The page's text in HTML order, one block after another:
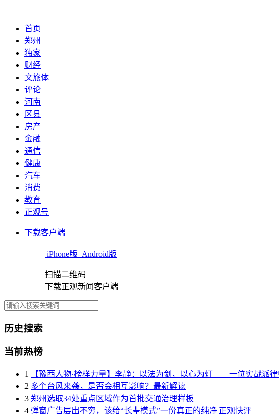
首页
郑州
独家
财经
文旅体
评论
河南
区县
房产
金融
通信
健康
汽车
消费
教育
正观号
下载客户端
iPhone版 Android版
扫描二维码
下载正观新闻客户端
历史搜索
当前热榜
1
【豫西人物·榜样力量】李静：以法为剑，以心为灯——一位实战派
2 多个台风来袭，是否会相互影响？最新解读
3 郑州选取34处重点区域作为首批交通治理样板
4 弹窗广告层出不穷，该给“长辈模式”一份真正的纯净|正观快评